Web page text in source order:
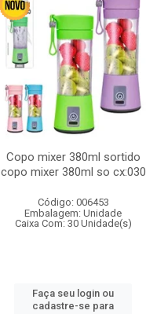
Copo mixer 380ml sortido
copo mixer 380ml so cx:030
Código: 006453
Embalagem: Unidade
Caixa Com: 30 Unidade(s)
Faça seu login ou
cadastre-se para